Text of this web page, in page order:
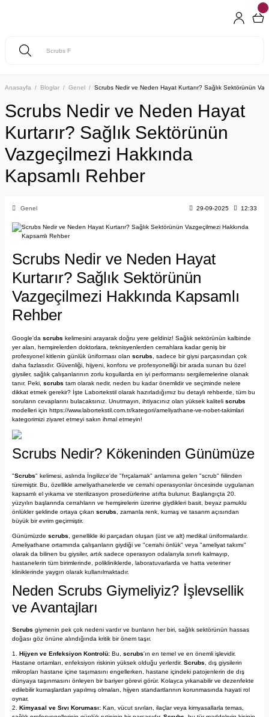
Anasayfa Bloglar Genel Scrubs Nedir ve Neden Hayat Kurtarır? Sağlık Sektörünün
Scrubs Nedir ve Neden Hayat
Kurtarır? Sağlık Sektörünün
Vazgeçilmezi Hakkında
Kapsamlı Rehber
Genel 29-09-2025 12:33
Scrubs Nedir ve Neden Hayat
Kurtarır? Sağlık Sektörünün
Vazgeçilmezi Hakkında Kapsamlı
Rehber
Google'da scrubs kelimesini arayarak doğru yere geldiniz! Sağlık sektörünün kalbinde
yer alan, hemşirelerden doktorlara, teknisyenlerden cerrahlara kadar geniş bir
profesyonel kitlenin günlük üniforması olan scrubs , sadece bir giysi parçasından çok
daha fazlasıdır. Güvenliği, hijyeni, konforu ve profesyonelliği bir arada sunan bu özel
giysiler, sağlık çalışanlarının zorlu koşullarda en iyi performansı sergilemelerine olanak
tanır. Peki, scrubs tam olarak nedir, neden bu kadar önemlidir ve seçiminde nelere
dikkat etmek gerekir? İşte Labortekstil olarak hazırladığımız bu detaylı rehberde, tüm bu
soruların cevaplarını bulacaksınız. Unutmayın, ihtiyacınız olan yüksek kaliteli scrubs
modelleri için https://www.labortekstil.com.tr/kategori/ameliyathane-ve-nobet-takimlari
kategorimizi ziyaret etmeyi sakın ihmal etmeyin!
Scrubs Nedir? Kökeninden Günümüze
"Scrubs" kelimesi, aslında İngilizce'de "fırçalamak" anlamına gelen "scrub" fiilinden
türemiştir. Bu, özellikle ameliyathanelerde ve cerrahi operasyonlar öncesinde uygulanan
kapsamlı el yıkama ve sterilizasyon prosedürlerine atıfta bulunur. Başlangıçta 20.
yüzyılın başlarında cerrahların ve hemşirelerin üzerine giydikleri basit, beyaz pamuklu
önlükler şeklinde ortaya çıkan scrubs, zamanla renk, kumaş ve tasarım açısından
büyük bir evrim geçirmiştir.
Günümüzde scrubs, genellikle iki parçadan oluşan (üst ve alt) medikal üniformalardır.
Ameliyathane ortamında çalışanların giydiği ve "cerrahi önlük" veya "ameliyat takımı"
olarak da bilinen bu giysiler, artık sadece operasyon odalarıyla sınırlı kalmayıp,
hastanelerin tüm birimlerinde, polikliniklerde, laboratuvarlarda ve hatta veteriner
kliniklerinde yaygın olarak kullanılmaktadır.
Neden Scrubs Giymeliyiz? İşlevsellik
ve Avantajları
Scrubs giymenin pek çok nedeni vardır ve bunların her biri, sağlık sektörünün hassas
doğası göz önüne alındığında kritik bir önem taşır.
Hijyen ve Enfeksiyon Kontrolü: Bu, scrubs'ın en temel ve en önemli işlevidir.
Hastane ortamları, enfeksiyon riskinin yüksek olduğu yerlerdir. Scrubs, dış giysilerin
mikropları hastane içine taşımasını engellerken, hastane içindeki patojenlerin de dış
dünyaya taşınmasını önleyen bir bariyer görevi görür. Kolayca yıkanabilir ve dezenfekte
edilebilir kumaşlardan yapılmış olmaları, hijyen standartlarının korunmasında hayati rol
oynar.
Kimyasal ve Sıvı Koruması: Kan, vücut sıvıları, ilaçlar veya kimyasallarla temas,